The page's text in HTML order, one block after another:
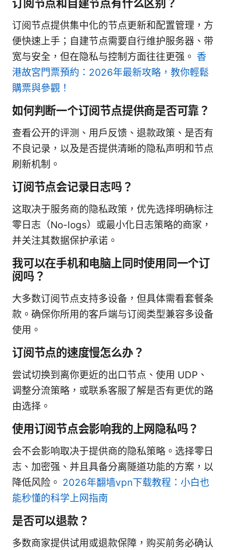
订阅节点和自建节点有什么区别？
订阅节点提供集中化的节点更新和配置管理，方
便快速上手；自建节点需要自行维护服务器、带
宽与安全，但在隐私与控制方面往往更强。 香
港故宮門票預約：2026年最新攻略，教你輕鬆
購票與參觀！
如何判断一个订阅节点提供商是否可靠？
查看公开的评测、用户反馈、退款政策、是否有
不良记录，以及是否提供清晰的隐私声明和节点
刷新机制。
订阅节点会记录日志吗？
这取决于服务商的隐私政策，优先选择明确标注
零日志（No-logs）或最小化日志策略的商家，
并关注其数据保护承诺。
我可以在手机和电脑上同时使用同一个订
阅吗？
大多数订阅节点支持多设备，但具体需看套餐条
款。确保你所用的客户端与订阅类型兼容多设备
使用。
订阅节点的速度慢怎么办？
尝试切换到离你更近的出口节点、使用 UDP、
调整分流策略，或联系客服了解是否有更优的路
由选择。
使用订阅节点会影响我的上网隐私吗？
会不会影响取决于提供商的隐私策略。选择零日
志、加密强、并且具备分离隧道功能的方案，以
降低风险。 2026年翻墙vpn下载教程：小白也
能秒懂的科学上网指南
是否可以退款？
多数商家提供试用或退款保障，购买前务必确认